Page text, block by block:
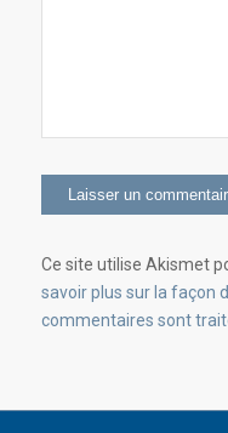
Ce site utilise Akismet
savoir plus sur la façon
commentaires sont